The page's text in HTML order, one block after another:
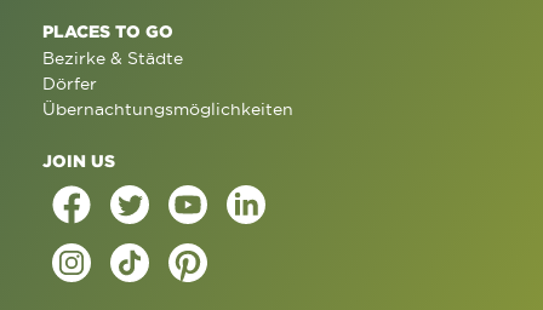
PLACES TO GO
Bezirke & Städte
Dörfer
Übernachtungsmöglichkeiten
JOIN US